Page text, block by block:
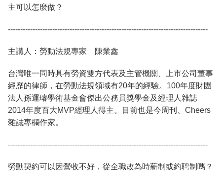
主可以怎麼做？
---------------------------------------------------------------------------------
主講人：勞動法規專家 陳業鑫
台灣唯一同時具有勞資雙方代表及主管機關、上市公司董事
經歷的律師，在勞動法規領域有20年的經驗。100年度財團
法人孫運璿學術基金會傑出公務員獎學金及經理人雜誌
2014年度百大MVP經理人得主。目前也是今周刊、Cheers
雜誌專欄作家。
---------------------------------------------------------------------------------
勞動契約可以因營收不好，從全職改為時薪制或約聘制嗎？